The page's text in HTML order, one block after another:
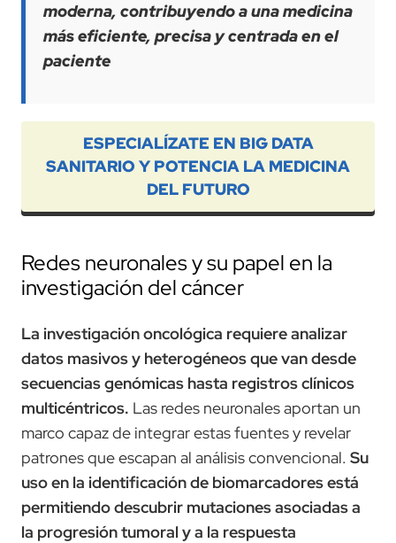
moderna, contribuyendo a una medicina
más eficiente, precisa y centrada en el
paciente
ESPECIALÍZATE EN BIG DATA
SANITARIO Y POTENCIA LA MEDICINA
DEL FUTURO
Redes neuronales y su papel en la
investigación del cáncer
La investigación oncológica requiere analizar
datos masivos y heterogéneos que van desde
secuencias genómicas hasta registros clínicos
multicéntricos. Las redes neuronales aportan un
marco capaz de integrar estas fuentes y revelar
patrones que escapan al análisis convencional. Su
uso en la identificación de biomarcadores está
permitiendo descubrir mutaciones asociadas a
la progresión tumoral y a la respuesta